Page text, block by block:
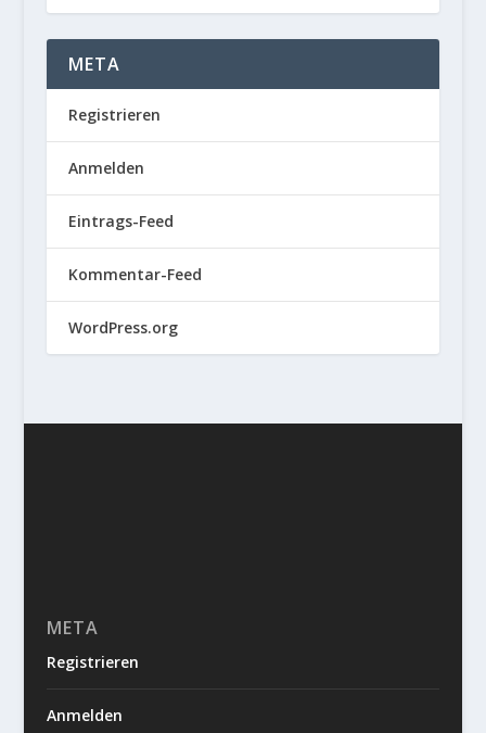
META
Registrieren
Anmelden
Eintrags-Feed
Kommentar-Feed
WordPress.org
META
Registrieren
Anmelden